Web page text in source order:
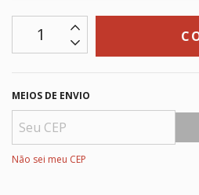
MEIOS DE ENVIO
Não sei meu CEP